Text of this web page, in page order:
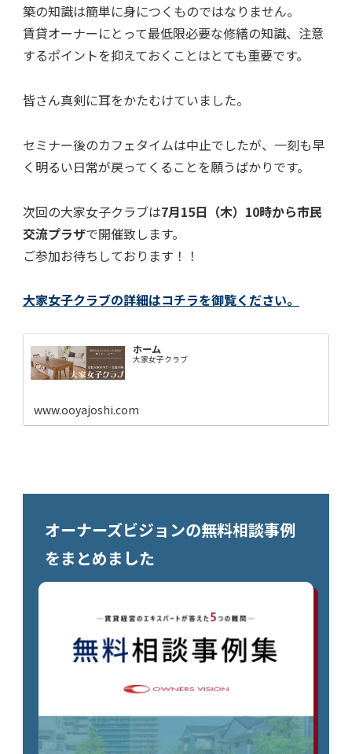
築の知識は簡単に身につくものではなりません。
賃貸オーナーにとって最低限必要な修繕の知識、注意
するポイントを抑えておくことはとても重要です。
皆さん真剣に耳をかたむけていました。
セミナー後のカフェタイムは中止でしたが、一刻も早
く明るい日常が戻ってくることを願うばかりです。
次回の大家女子クラブは7月15日（木）10時から市民
交流プラザで開催致します。
ご参加お待ちしております！！
大家女子クラブの詳細はコチラを御覧ください。
ホーム
大家女子クラブ
www.ooyajoshi.com
オーナーズビジョンの無料相談事例
をまとめました